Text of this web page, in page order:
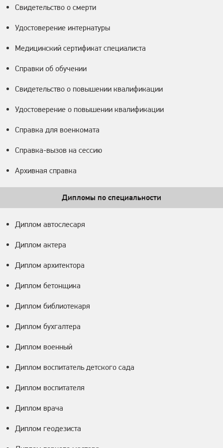
Свидетельство о смерти
Удостоверение интернатуры
Медицинский сертификат специалиста
Справки об обучении
Свидетельство о повышении квалификации
Удостоверение о повышении квалификации
Справка для военкомата
Справка-вызов на сессию
Архивная справка
Дипломы по специальности
Диплом автослесаря
Диплом актера
Диплом архитектора
Диплом бетонщика
Диплом библиотекаря
Диплом бухгалтера
Диплом военный
Диплом воспитатель детского сада
Диплом воспитателя
Диплом врача
Диплом геодезиста